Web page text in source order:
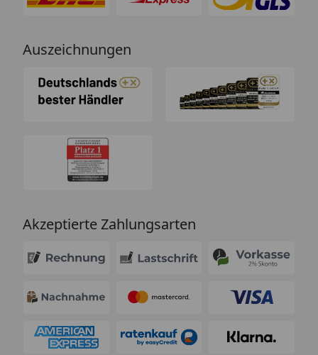
Auszeichnungen
Akzeptierte Zahlungsarten